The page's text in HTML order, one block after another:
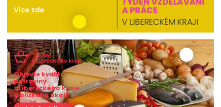
Více zde
Objevte kvalitní
potraviny
z Libereckého kraje
a blízkého okolí!